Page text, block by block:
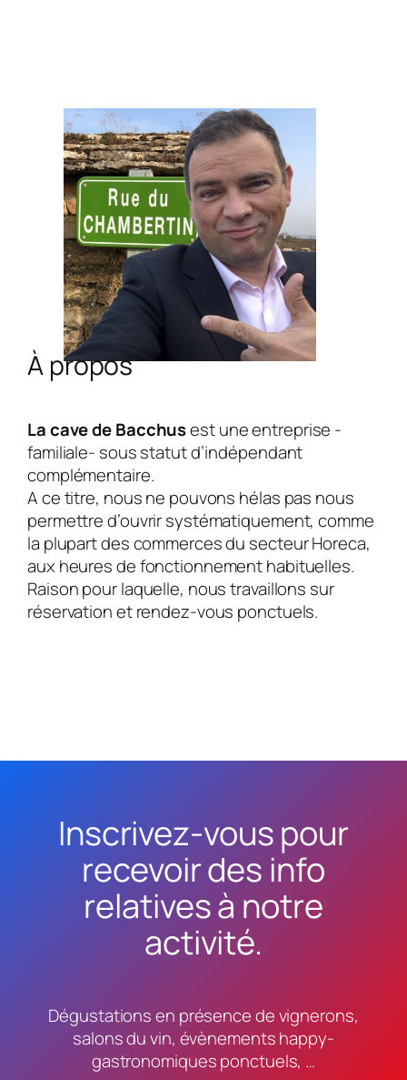
À propos
La cave de Bacchusest une entreprise -
familiale- sous statut d’indépendant
complémentaire.
A ce titre, nous ne pouvons hélas pas nous
permettre d’ouvrir systématiquement, comme
la plupart des commerces du secteur Horeca,
aux heures de fonctionnement habituelles.
Raison pour laquelle, nous travaillons sur
réservation et rendez-vous ponctuels.
Inscrivez-vous pour
recevoir des info
relatives à notre
activité.
Dégustations en présence de vignerons,
salons du vin, évènements happy-
gastronomiques ponctuels, …